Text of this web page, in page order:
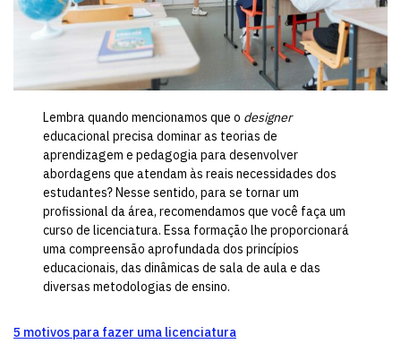
Lembra quando mencionamos que o designer
educacional precisa dominar as teorias de
aprendizagem e pedagogia para desenvolver
abordagens que atendam às reais necessidades dos
estudantes? Nesse sentido, para se tornar um
profissional da área, recomendamos que você faça um
curso de licenciatura. Essa formação lhe proporcionará
uma compreensão aprofundada dos princípios
educacionais, das dinâmicas de sala de aula e das
diversas metodologias de ensino.
5 motivos para fazer uma licenciatura